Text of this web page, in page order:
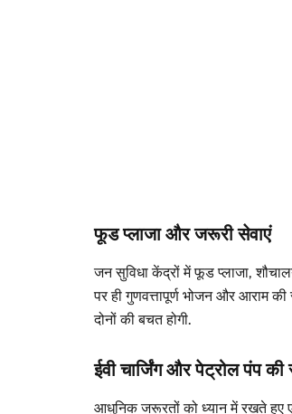
फूड प्लाजा और जरूरी सेवाएं
जन सुविधा केंद्रों में फूड प्लाजा,
पर ही गुणवत्तापूर्ण भोजन और आराम
दोनों की बचत होगी.
ईवी चार्जिंग और पेट्रोल पंप की
आधुनिक जरूरतों को ध्यान में रखते हुए